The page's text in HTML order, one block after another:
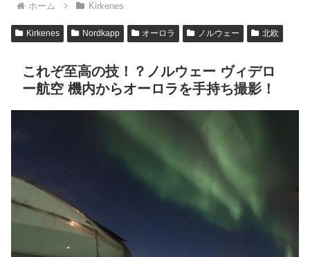
ホーム Kirkenes
Kirkenes Nordkapp オーロラ ノルウェー 北欧
これぞ至高の技！？ノルウェー ヴィデロ
ー航空 機内からオーロラを手持ち撮影！